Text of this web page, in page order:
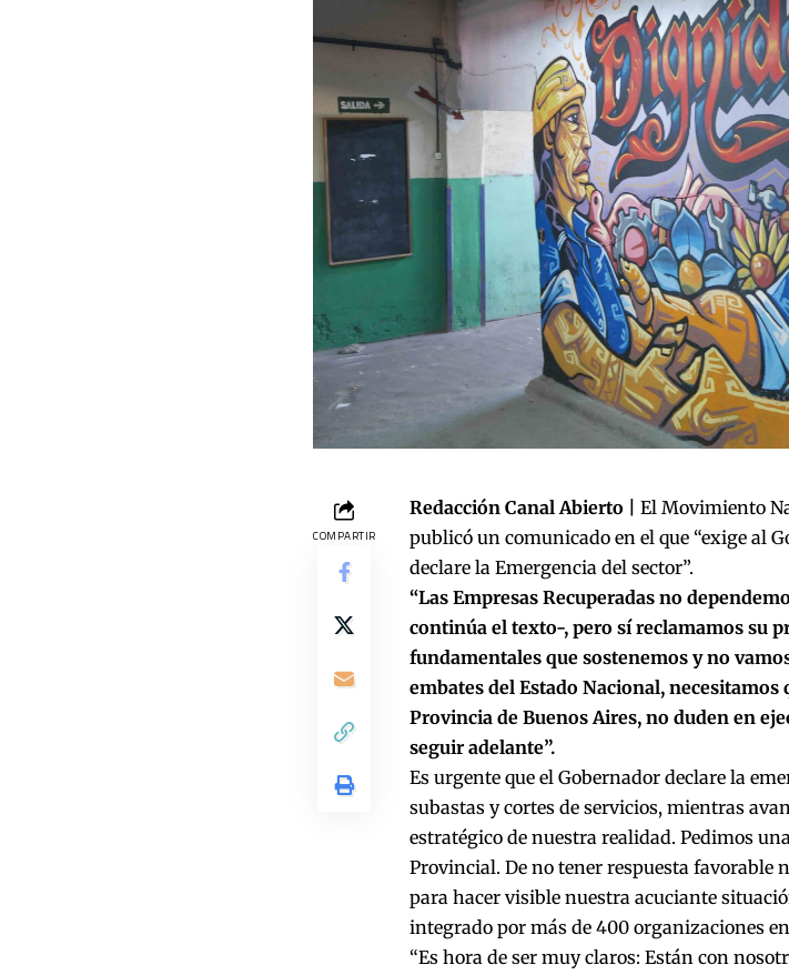
COMPARTIR
Redacción Canal Abierto |
El Movimiento
publicó un comunicado en el que “exige al
declare la Emergencia del sector”.
“Las Empresas Recuperadas no
continúa el texto-, pero sí reclamamos su
fundamentales que sostenemos y no
embates del Estado Nacional,
Provincia de Buenos Aires, no duden en
seguir adelante”.
Es urgente que el Gobernador declare la
subastas y cortes de servicios, mientras
estratégico de nuestra realidad. Pedimos
Provincial. De no tener respuesta favorable
para hacer visible nuestra acuciante
integrado por más de 400 organizaciones
“Es hora de ser muy claros: Están con